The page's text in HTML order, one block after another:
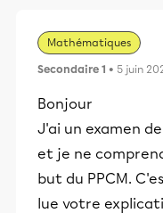
Mathématiques
Secondaire 1 • 5 juin
Bonjour
J'ai un examen
et je ne
but du PPCM.
lue votre